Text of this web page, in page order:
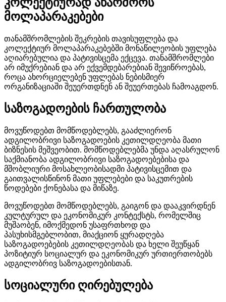
მოლაპარაკებები
თანამშრომლების შეკრების თავისუფლება და
კოლექტიურ მოლაპარაკებებში მონაწილეობის უფლება
აღიარებულია და პატივისცემა ექცევა. თანამშრომლები
არ იმუქრებიან და არ ექვემდებარებიან შევიწროებას,
როცა ახორციელებენ უფლებას ნებისმიერ
ორგანიზაციაში შეუერთდნენ ან შეუერთებას ჩამოაგდონ.
საზოგადოების ჩართულობა
მოვუწოდებთ მომწოდებლებს, გააძლიერონ
ადგილობრივი საზოგადოების კეთილდღეობა მათი
ბიზნესის მეშვეობით. მომწოდებლებმა უნდა აღასრულონ
საქმიანობა ადგილობრივი საზოგადოებებისა და
მშობლიური მოსახლეობისადმი პატივისცემით და
გაითვალისწინონ მათი უფლებები და საკუთრების
წოდებები ქონებასა და მიწაზე.
მოვუწოდებთ მომწოდებლებს, გაიგონ და დააკვირდნენ
კულტურულ და ეკონომიკურ კონტექსტს, რომელშიც
მუშაობენ, იმოქმედონ უსაფრთხოდ და
პასუხისმგებლობით, მიაქციონ ყურადღება
საზოგადოებების კეთილდღეობას და ხელი შეუწყან
პოზიტიურ სოციალურ და ეკონომიკურ ურთიერთობებს
ადგილობრივ საზოგადოებისთან.
სოციალური ღირებულება